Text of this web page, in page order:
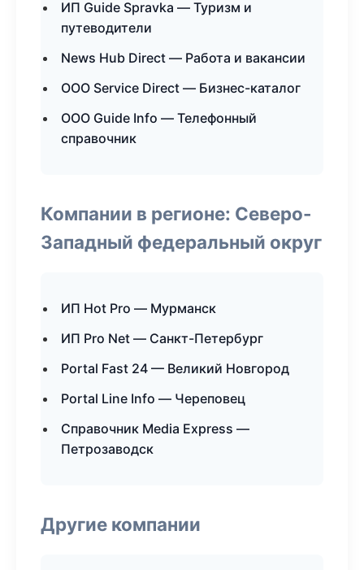
ИП Guide Spravka — Туризм и
путеводители
News Hub Direct — Работа и вакансии
ООО Service Direct — Бизнес-каталог
ООО Guide Info — Телефонный
справочник
Компании в регионе: Северо-
Западный федеральный округ
ИП Hot Pro — Мурманск
ИП Pro Net — Санкт-Петербург
Portal Fast 24 — Великий Новгород
Portal Line Info — Череповец
Справочник Media Express —
Петрозаводск
Другие компании